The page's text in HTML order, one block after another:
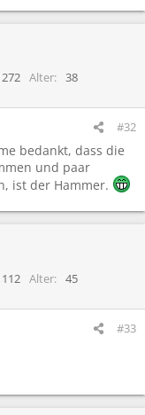
272 Alter
38
#32
bedankt, dass die
und paar
ist der Hammer.
112 Alter
45
#33